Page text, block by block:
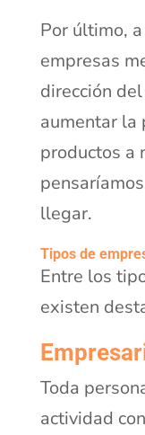
Por último,
empresas
dirección
aumentar la
productos a
llegar.
Tipos de
Entre los
existen
Toda
actividad